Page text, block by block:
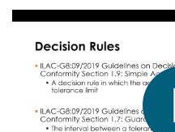
日本語
繁體中文